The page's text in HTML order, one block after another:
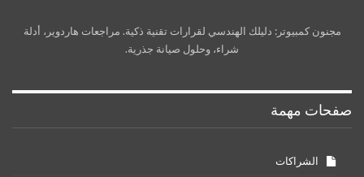
مجنون كمبيوتر: دليلك الهندسي لقرارات تقنية ذكية. مراجعات هاردوير، أدلة
شراء، وحلول صيانة جذرية.
صفحات مهمة
الشراكات